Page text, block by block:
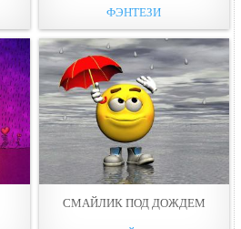
ФЭНТЕЗИ
СМАЙЛИК ПОД ДОЖДЕМ